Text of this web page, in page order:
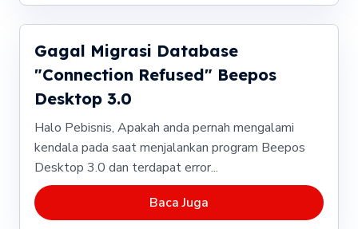
Gagal Migrasi Database
"Connection Refused" Beepos
Desktop 3.0
Halo Pebisnis, Apakah anda pernah mengalami
kendala pada saat menjalankan program Beepos
Desktop 3.0 dan terdapat error...
Baca Juga